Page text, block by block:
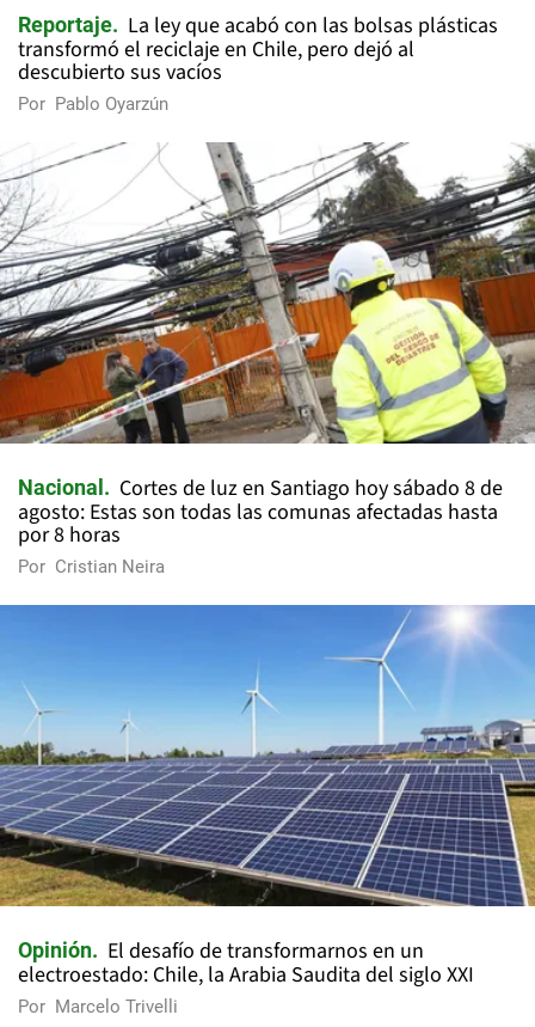
Reportaje
La ley que acabó con las bolsas plásticas
transformó el reciclaje en Chile, pero dejó al
descubierto sus vacíos
Por Pablo Oyarzún
Nacional
Cortes de luz en Santiago hoy sábado 8 de
agosto: Estas son todas las comunas afectadas hasta
por 8 horas
Por Cristian Neira
Opinión
El desafío de transformarnos en un
electroestado: Chile, la Arabia Saudita del siglo XXI
Por Marcelo Trivelli